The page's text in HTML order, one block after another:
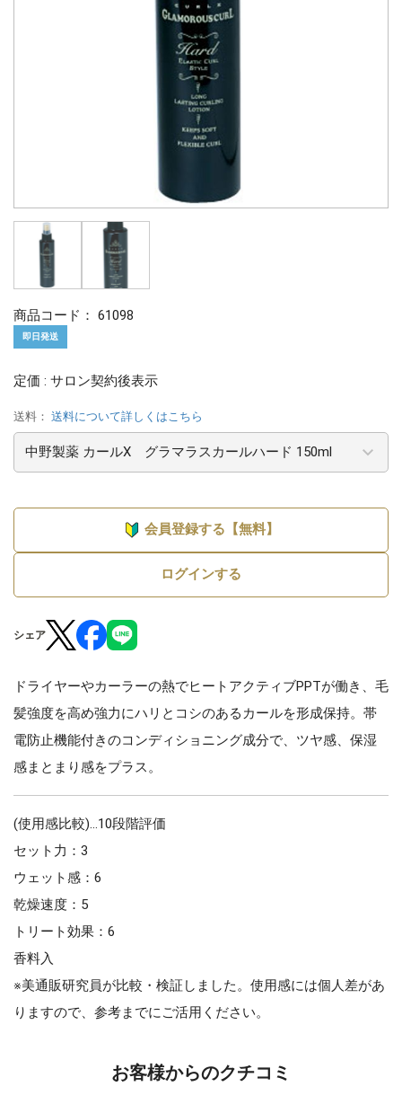
商品コード： 61098
即日発送
定価 : サロン契約後表示
送料： 送料について詳しくはこちら
会員登録する【無料】
ログインする
シェア
ドライヤーやカーラーの熱でヒートアクティブPPTが働き、毛
髪強度を高め強力にハリとコシのあるカールを形成保持。帯
電防止機能付きのコンディショニング成分で、ツヤ感、保湿
感まとまり感をプラス。
(使用感比較)…10段階評価
セット力：3
ウェット感：6
乾燥速度：5
トリート効果：6
香料入
※美通販研究員が比較・検証しました。使用感には個人差があ
りますので、参考までにご活用ください。
お客様からのクチコミ